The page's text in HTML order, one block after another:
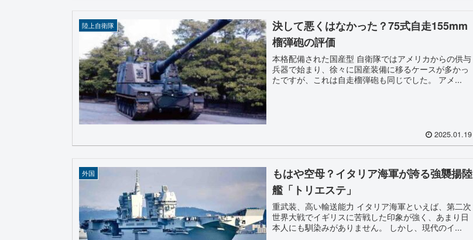
陸上自衛隊
決して悪くはなかった？75式自走155mm
榴弾砲の評価
本格配備された国産型 自衛隊ではアメリカからの供与
兵器で始まり、徐々に国産装備に移るケースが多かっ
たですが、これは自走榴弾砲も同じでした。 アメ...
2025.01.19
外国
もはや空母？イタリア海軍が誇る強襲揚陸
艦「トリエステ」
重武装、高い輸送能力 イタリア海軍といえば、第二次
世界大戦でイギリスに苦戦した印象が強く、あまり日
本人にも馴染みがありません。 しかし、現代のイ...